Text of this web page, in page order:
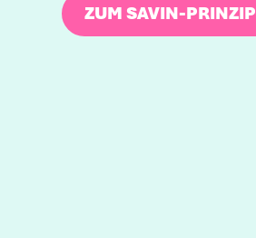
ZUM SAVIN-